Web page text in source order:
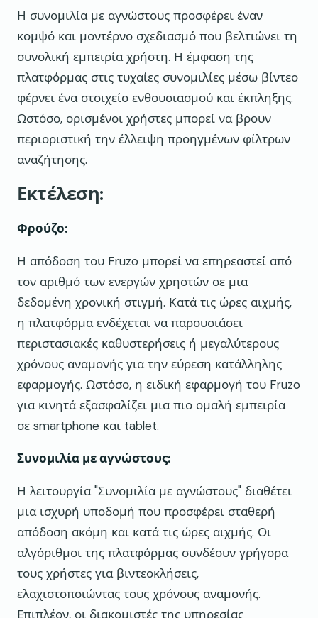
Η συνομιλία με αγνώστους προσφέρει έναν
κομψό και μοντέρνο σχεδιασμό που βελτιώνει τη
συνολική εμπειρία χρήστη. Η έμφαση της
πλατφόρμας στις τυχαίες συνομιλίες μέσω βίντεο
φέρνει ένα στοιχείο ενθουσιασμού και έκπληξης.
Ωστόσο, ορισμένοι χρήστες μπορεί να βρουν
περιοριστική την έλλειψη προηγμένων φίλτρων
αναζήτησης.
Εκτέλεση:
Φρούζο:
Η απόδοση του Fruzo μπορεί να επηρεαστεί από
τον αριθμό των ενεργών χρηστών σε μια
δεδομένη χρονική στιγμή. Κατά τις ώρες αιχμής,
η πλατφόρμα ενδέχεται να παρουσιάσει
περιστασιακές καθυστερήσεις ή μεγαλύτερους
χρόνους αναμονής για την εύρεση κατάλληλης
εφαρμογής. Ωστόσο, η ειδική εφαρμογή του Fruzo
για κινητά εξασφαλίζει μια πιο ομαλή εμπειρία
σε smartphone και tablet.
Συνομιλία με αγνώστους:
Η λειτουργία "Συνομιλία με αγνώστους" διαθέτει
μια ισχυρή υποδομή που προσφέρει σταθερή
απόδοση ακόμη και κατά τις ώρες αιχμής. Οι
αλγόριθμοι της πλατφόρμας συνδέουν γρήγορα
τους χρήστες για βιντεοκλήσεις,
ελαχιστοποιώντας τους χρόνους αναμονής.
Επιπλέον, οι διακομιστές της υπηρεσίας